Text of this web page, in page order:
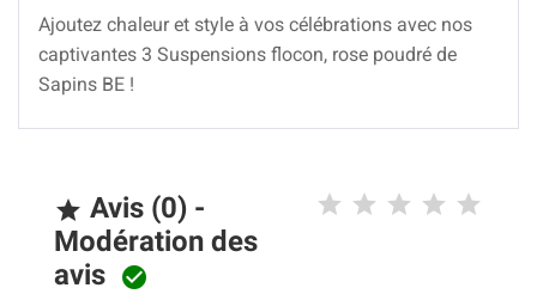
Ajoutez chaleur et style à vos célébrations avec nos
captivantes 3 Suspensions flocon, rose poudré de
Sapins BE !
 Avis (0) -
Modération des
avis 